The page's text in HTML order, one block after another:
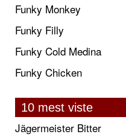
Funky Monkey
Funky Filly
Funky Cold Medina
Funky Chicken
10 mest viste
Jägermeister Bitter